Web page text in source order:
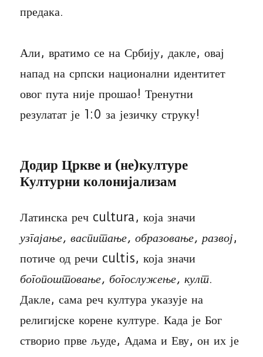
предака.
Али, вратимо се на Србију, дакле, овај
напад на српски национални идентитет
овог пута није прошао! Тренутни
резулатат је 1:0 за језичку струку!
Додир Цркве и (не)културе
Културни колонијализам
Латинска реч cultura, која значи
узгајање, васпитање, образовање, развој,
потиче од речи cultis, која значи
богопоштовање, богослужење, култ.
Дакле, сама реч култура указује на
религијске корене културе. Када је Бог
створио прве људе, Адама и Еву, он их је